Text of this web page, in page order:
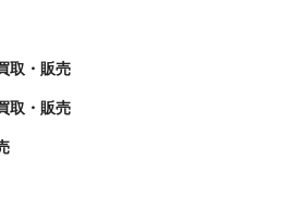
取・販売
取・販売